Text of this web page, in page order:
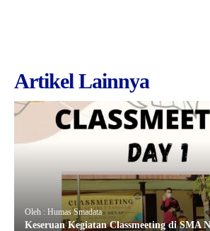
Artikel Lainnya
Oleh : Humas Smadata
Keseruan Kegiatan Classmeeting di SMA